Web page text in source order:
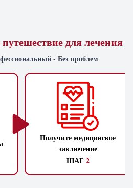
для лечения
- Без проблем
Получите медицинское
заключение
ШАГ2